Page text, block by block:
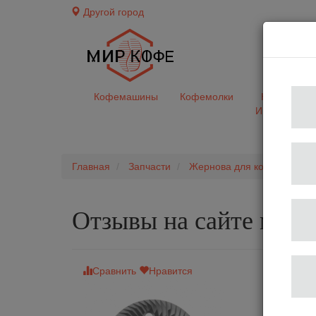
Другой город
Кофемашины Кофемолки
Кофе&Чай
Ингредиенты
Главная Запчасти Жернова для кофемолок
Отзывы на сайте
Сравнить Нравится